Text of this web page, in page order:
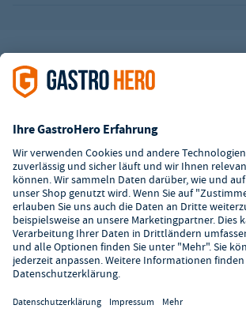
Alle Abbildungen ähnlich. Einige Zahlungsarten
könnenZusatzkostenverursachen.
*Ab einem Mbw. von 350€ netto. Bis dahin
i.H.v. 7,90€ (zzgl. Mwst.)
**Die Tiefpreisgarantie ist nicht mit anderen
Rabatten kombinierbar.